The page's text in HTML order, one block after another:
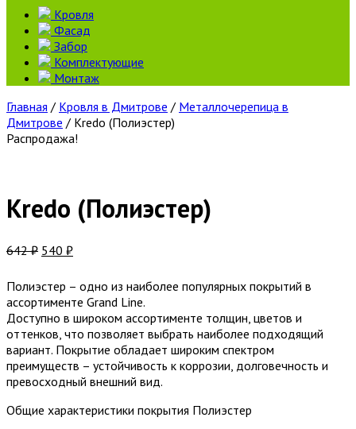
Кровля
Фасад
Забор
Комплектующие
Монтаж
Главная / Кровля в Дмитрове / Металлочерепица в
Дмитрове / Kredo (Полиэстер)
Распродажа!
Kredo (Полиэстер)
642₽ 540 ₽
Полиэстер – одно из наиболее популярных покрытий в
ассортименте Grand Line.
Доступно в широком ассортименте толщин, цветов и
оттенков, что позволяет выбрать наиболее подходящий
вариант. Покрытие обладает широким спектром
преимуществ – устойчивость к коррозии, долговечность и
превосходный внешний вид.
Общие характеристики покрытия Полиэстер